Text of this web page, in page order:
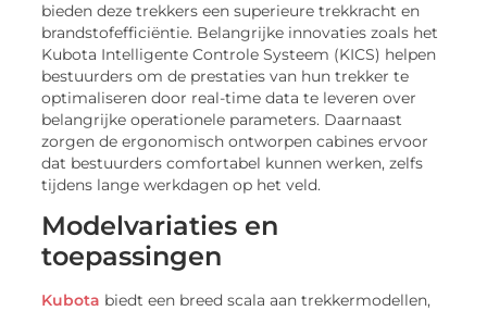
bieden deze trekkers een superieure trekkracht en
brandstofefficiëntie. Belangrijke innovaties zoals het
Kubota Intelligente Controle Systeem (KICS) helpen
bestuurders om de prestaties van hun trekker te
optimaliseren door real-time data te leveren over
belangrijke operationele parameters. Daarnaast
zorgen de ergonomisch ontworpen cabines ervoor
dat bestuurders comfortabel kunnen werken, zelfs
tijdens lange werkdagen op het veld.
Modelvariaties en
toepassingen
Kubota biedt een breed scala aan trekkermodellen,